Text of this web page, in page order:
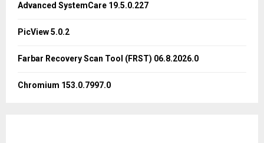
Advanced SystemCare 19.5.0.227
PicView 5.0.2
Farbar Recovery Scan Tool (FRST) 06.8.2026.0
Chromium 153.0.7997.0